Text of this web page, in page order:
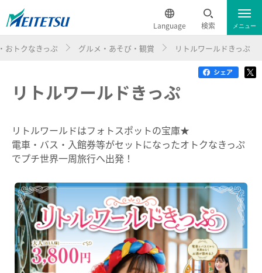
Language 検索
運行情報 遅延証明書
電車のご利用案内
ダイヤ・運賃
時刻表
特別車チケットレスサービス
名鉄定期券web予約サービス
でんしゃ旅・おトクなきっぷ
ハイキング・巡拝
ハイキング・巡拝トップ
電車沿線ハイキング
歩いて巡拝（まいる）知多四国
沿線情報
お知らせ一覧
よくあるご質問 お問い合わせ
簡体中文
繁体中文
한국어
ภาษาไทย
メニュー
おトクなきっぷ グルメ・あそび・観賞 リトルワールドきっぷ
リトルワールドきっぷ
リトルワールドはフォトスポットの宝庫★
電車・バス・入館券等がセットになったオトクなきっぷ
でプチ世界一周旅行へ出発！